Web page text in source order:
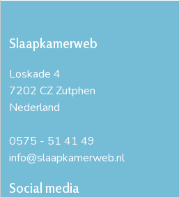
Slaapkamerweb
Loskade 4
7202 CZ Zutphen
Nederland
0575 - 51 41 49
info@slaapkamerweb.nl
Social media